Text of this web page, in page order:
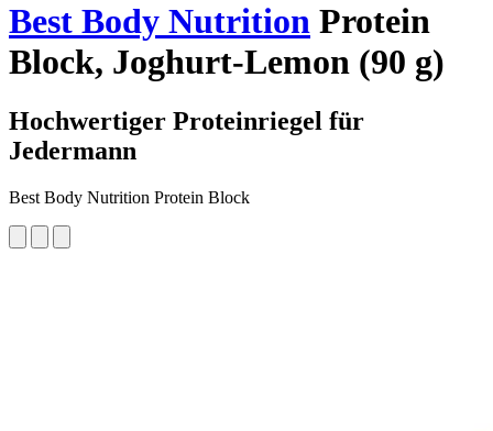
Best Body Nutrition Protein
Block, Joghurt-Lemon (90 g)
Hochwertiger Proteinriegel für
Jedermann
Best Body Nutrition Protein Block